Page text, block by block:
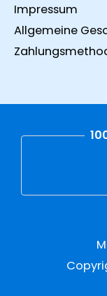
Impressum
Allgemeine